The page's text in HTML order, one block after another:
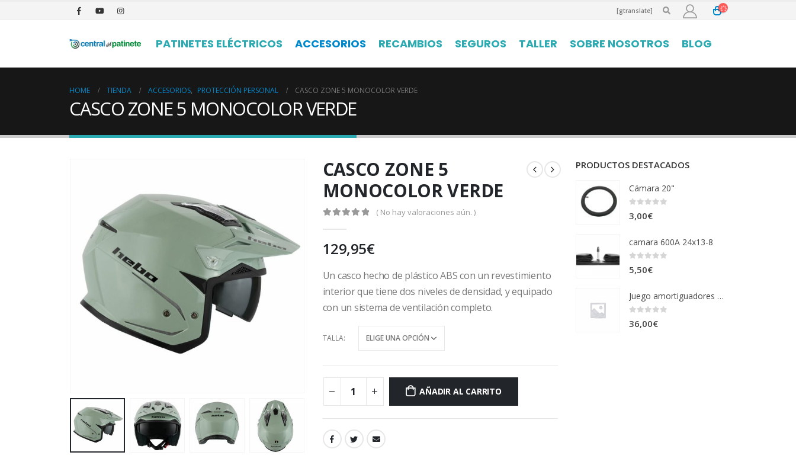
[gtranslate]
PATINETES ELÉCTRICOS ACCESORIOS RECAMBIOS SEGUROS TALLER SOBRE NOSOTROS BLOG
HOME TIENDA ACCESORIOS, PROTECCIÓN PERSONAL CASCO ZONE 5 MONOCOLOR VERDE
CASCO ZONE 5 MONOCOLOR VERDE
CASCO ZONE 5
MONOCOLOR VERDE
( No hay valoraciones aún. )
129,95€
Un casco hecho de plástico ABS con un revestimiento
interior que tiene dos niveles de densidad, y equipado
con un sistema de ventilación completo.
TALLA
AÑADIR AL CARRITO
PRODUCTOS DESTACADOS
Cámara 20"
3,00€
camara 600A 24x13-8
5,50€
Juego amortiguadores delantero CROSSOVER
36,00€